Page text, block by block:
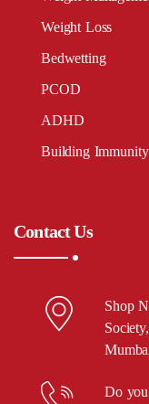
Weight Loss
Bedwetting
PCOD
ADHD
Building Immunity
Contact Us
Shop
Do